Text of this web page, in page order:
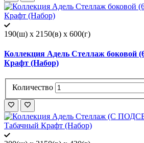
190(ш) x 2150(в) x 600(г)
Коллекция Адель Стеллаж боковой
Крафт (Набор)
Количество